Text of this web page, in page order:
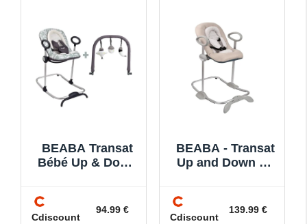
BEABA Transat
Bébé Up & Down
Cdiscount
94.99 €
BEABA - Transat
Up and Down V4
Cdiscount
139.99 €